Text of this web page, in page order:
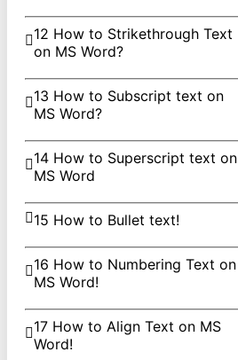
12 How to Strikethrough Text
on MS Word?
13 How to Subscript text on
MS Word?
14 How to Superscript text on
MS Word
15 How to Bullet text!
16 How to Numbering Text on
MS Word!
17 How to Align Text on MS
Word!